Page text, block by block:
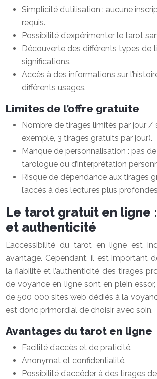
Simplicité d’utilisation : aucune
requis.
Possibilité d’expérimenter le tarot
Découverte des différents types de
significations.
Accès à des informations sur
différents usages.
Limites de l’offre gratuite
Nombre de tirages limités par jour /
exemple, 3 tirages gratuits par jour).
Manque de personnalisation : pas
tarologue ou d’interprétation
Risque de dépendance aux tirages
l’accès à des lectures plus
Le tarot gratuit en ligne
et authenticité
L’accessibilité du tarot en ligne est
avantage. Cependant, il est important
la fiabilité et l’authenticité des tirages
de voyance en ligne sont en plein
de 500 000 sites web dédiés à la
est donc primordial de choisir avec soin.
Avantages du tarot en ligne
Facilité d’accès et de praticité.
Anonymat et confidentialité.
Possibilité d’accéder à des tirages